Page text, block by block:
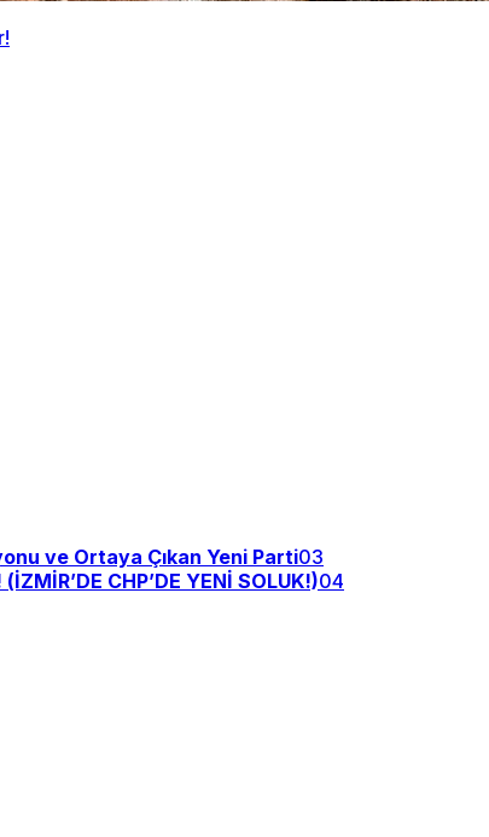
ve Ortaya Çıkan Yeni Parti03
CHP’DE YENİ SOLUK!)04